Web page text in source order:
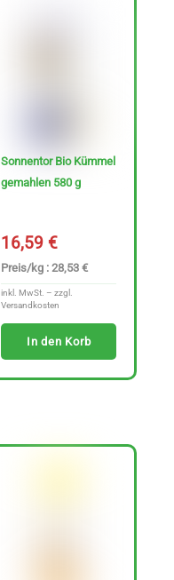
Sonnentor Bio Kümmel
gemahlen 580 g
16,59€
Preis/kg : 28,53 €
inkl. MwSt. – zzgl.
Versandkosten
In den Korb